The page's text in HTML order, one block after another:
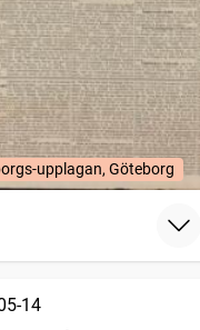
upplagan, Göteborg
14